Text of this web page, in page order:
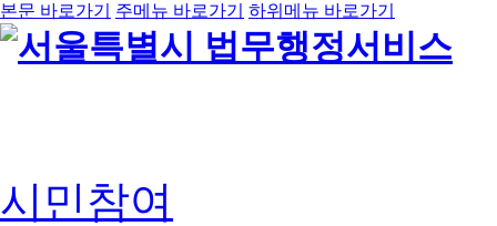
본문 바로가기 주메뉴 바로가기 하위메뉴 바로가기
시민참여